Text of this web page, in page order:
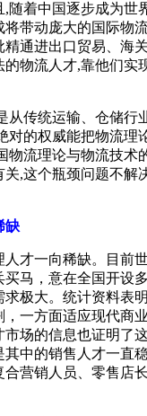
随着中国逐步成为世
将带动庞大的国际物
通进出口贸易、海
物流人才,靠他们实
传统运输、仓储行
对的权威能把物流理
物流理论与物流技术
,这个瓶颈问题不解
缺
才一向稀缺。目前
马，意在全国开设
求极大。统计资料表
一方面适应现代商
场的信息也证明了
中的销售人才一直
营销人员、零售店